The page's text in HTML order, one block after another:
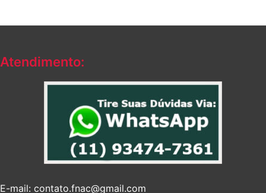
Atendimento:
E-mail: contato.fnac@gmail.com